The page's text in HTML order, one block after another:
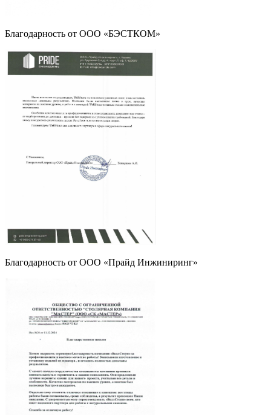
Благодарность от ООО «БЭСТКОМ»
Благодарность от ООО «Прайд Инжиниринг»